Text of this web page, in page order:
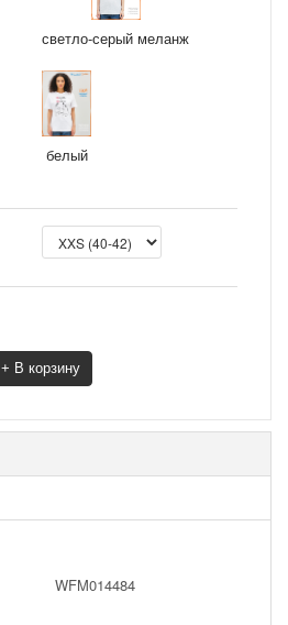
светло-серый меланж
белый
+ В корзину
WFM014484